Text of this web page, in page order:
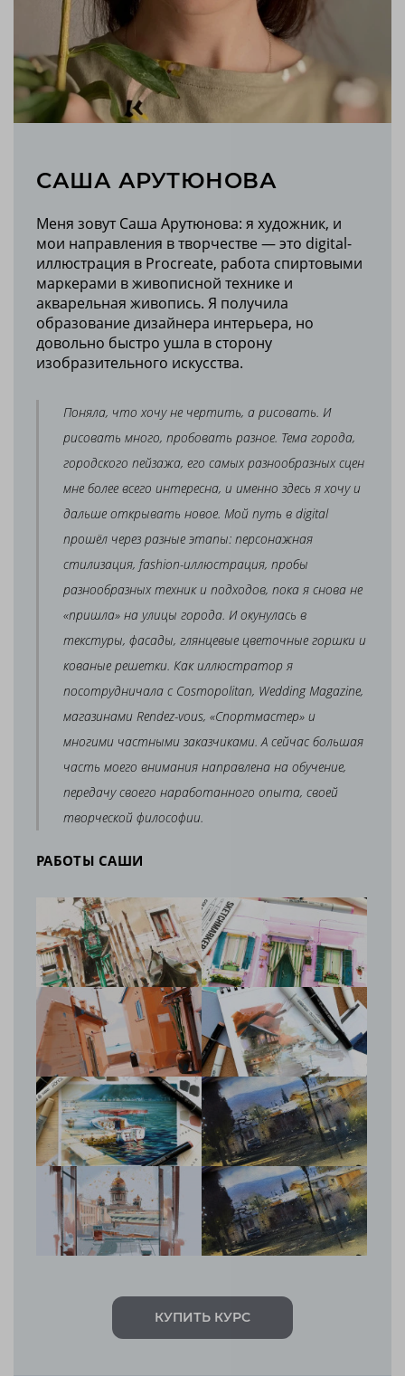
САША АРУТЮНОВА
Меня зовут Саша Арутюнова: я художник, и
мои направления в творчестве — это digital-
иллюстрация в Procreate, работа спиртовыми
маркерами в живописной технике и
акварельная живопись. Я получила
образование дизайнера интерьера, но
довольно быстро ушла в сторону
изобразительного искусства.
Поняла, что хочу не чертить, а рисовать. И
рисовать много, пробовать разное. Тема города,
городского пейзажа, его самых разнообразных сцен
мне более всего интересна, и именно здесь я хочу и
дальше открывать новое. Мой путь в digital
прошёл через разные этапы: персонажная
стилизация, fashion-иллюстрация, пробы
разнообразных техник и подходов, пока я снова не
«пришла» на улицы города. И окунулась в
текстуры, фасады, глянцевые цветочные горшки и
кованые решетки. Как иллюстратор я
посотрудничала с Cosmopolitan, Wedding Magazine,
магазинами Rendez-vous, «Спортмастер» и
многими частными заказчиками. А сейчас большая
часть моего внимания направлена на обучение,
передачу своего наработанного опыта, своей
творческой философии.
РАБОТЫ САШИ
КУПИТЬ КУРС